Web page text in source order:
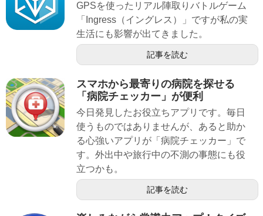
GPSを使ったリアル陣取りバトルゲーム
「Ingress（イングレス）」ですが私の実
生活にも影響が出てきました。
記事を読む
スマホから最寄りの病院を探せる
「病院チェッカー」が便利
今日発見したお役立ちアプリです。毎日
使うものではありませんが、あると助か
る心強いアプリが「病院チェッカー」で
す。外出中や旅行中の不測の事態にも役
立つかも。
記事を読む